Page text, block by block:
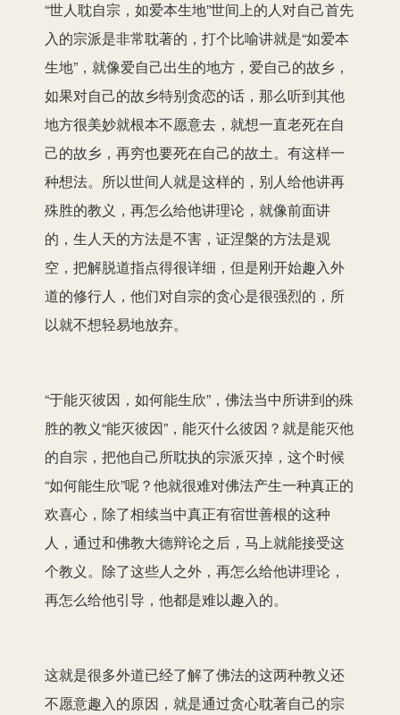
“世人耽自宗，如爱本生地”世间上的人对自己首先
入的宗派是非常耽著的，打个比喻讲就是“如爱本
生地”，就像爱自己出生的地方，爱自己的故乡，
如果对自己的故乡特别贪恋的话，那么听到其他
地方很美妙就根本不愿意去，就想一直老死在自
己的故乡，再穷也要死在自己的故土。有这样一
种想法。所以世间人就是这样的，别人给他讲再
殊胜的教义，再怎么给他讲理论，就像前面讲
的，生人天的方法是不害，证涅槃的方法是观
空，把解脱道指点得很详细，但是刚开始趣入外
道的修行人，他们对自宗的贪心是很强烈的，所
以就不想轻易地放弃。
“于能灭彼因，如何能生欣”，佛法当中所讲到的殊
胜的教义“能灭彼因”，能灭什么彼因？就是能灭他
的自宗，把他自己所耽执的宗派灭掉，这个时候
“如何能生欣”呢？他就很难对佛法产生一种真正的
欢喜心，除了相续当中真正有宿世善根的这种
人，通过和佛教大德辩论之后，马上就能接受这
个教义。除了这些人之外，再怎么给他讲理论，
再怎么给他引导，他都是难以趣入的。
这就是很多外道已经了解了佛法的这两种教义还
不愿意趣入的原因，就是通过贪心耽著自己的宗